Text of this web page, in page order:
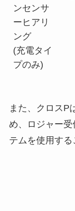
ンセンサ
ーヒアリ
ング
(充電タイ
プのみ)
また、クロスP
め、ロジャー
テムを使用する